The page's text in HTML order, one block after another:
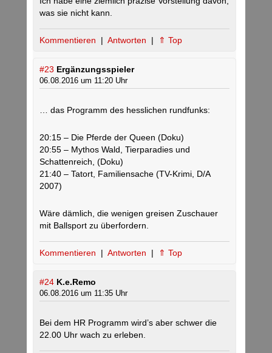
was sie nicht kann.
Kommentieren | Antworten | ⇑ Top
#23 Ergänzungsspieler
06.08.2016 um 11:20 Uhr
… das Programm des hesslichen rundfunks:
20:15 – Die Pferde der Queen (Doku)
20:55 – Mythos Wald, Tierparadies und
Schattenreich, (Doku)
21:40 – Tatort, Familiensache (TV-Krimi, D/A
2007)
Wäre dämlich, die wenigen greisen Zuschauer
mit Ballsport zu überfordern.
Kommentieren | Antworten | ⇑ Top
#24 K.e.Remo
06.08.2016 um 11:35 Uhr
Bei dem HR Programm wird’s aber schwer die
22.00 Uhr wach zu erleben.